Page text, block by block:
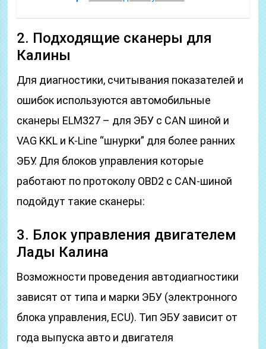
2. Подходящие сканеры для
Калины
Для диагностики, считывания показателей и
ошибок используются автомобильные
сканеры ELM327 – для ЭБУ с CAN шиной и
VAG KKL и K-Line “шнурки” для более ранних
ЭБУ. Для блоков управления которые
работают по протоколу OBD2 с CAN-шиной
подойдут такие сканеры:
3. Блок управления двигателем
Лады Калина
Возможности проведения автодиагностики
зависят от типа и марки ЭБУ (электронного
блока управления, ECU). Тип ЭБУ зависит от
года выпуска авто и двигателя